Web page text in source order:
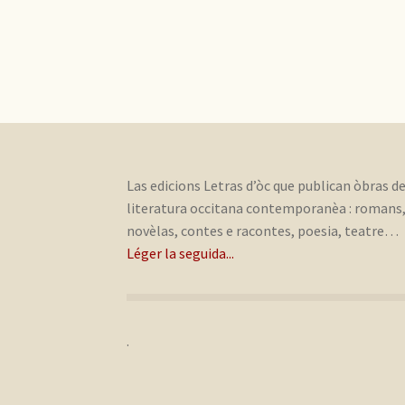
Las edicions Letras d’òc que publican òbras
literatura occitana contemporanèa :
novèlas, contes e racontes, poesia, teatre…
Léger la seguida...
.